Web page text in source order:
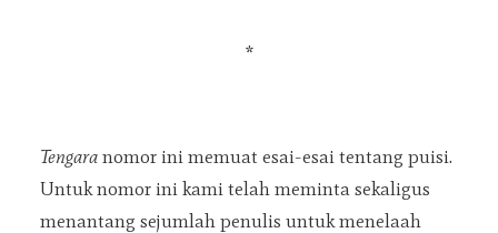
*
Tengara nomor ini memuat esai-esai tentang puisi.
Untuk nomor ini kami telah meminta sekaligus
menantang sejumlah penulis untuk menelaah